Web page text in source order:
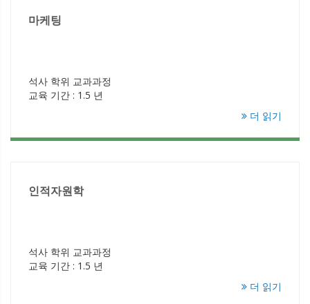
마케팅
석사 학위 교과과정
교육 기간 : 1.5 년
더 읽기
인적자원학
석사 학위 교과과정
교육 기간 : 1.5 년
더 읽기